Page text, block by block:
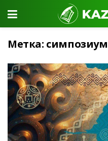
Метка: симпозиум